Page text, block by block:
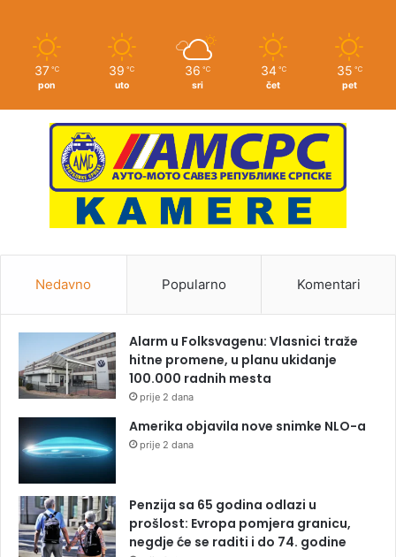
37 ℃
pon
39 ℃
uto
36 ℃
sri
34 ℃
čet
35 ℃
pet
Nedavno Popularno Komentari
Alarm u Folksvagenu: Vlasnici traže
hitne promene, u planu ukidanje
100.000 radnih mesta
prije 2 dana
Amerika objavila nove snimke NLO-a
prije 2 dana
Penzija sa 65 godina odlazi u
prošlost: Evropa pomjera granicu,
negdje će se raditi i do 74. godine